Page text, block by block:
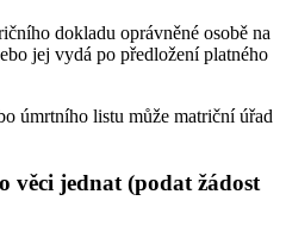
dokladu oprávněné osobě na
jej vydá po předložení platného
úmrtního listu může matriční úřad
věci jednat (podat žádost